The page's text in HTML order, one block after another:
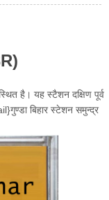
है। यह स्टैशन दक्षिण पूर्व
बिहार स्टेशन समुन्द्र